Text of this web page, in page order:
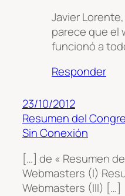
Javier
parece que el
funcionó a
Responder
23/10/2012
Resumen del
Sin Conexión
[…] de « Resumen
Webmasters (I)
Webmasters (III) […]